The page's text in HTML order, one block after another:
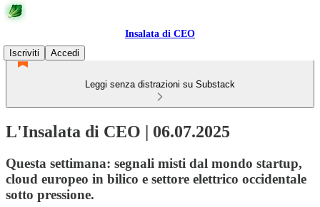
Insalata di CEO
Iscriviti
Accedi
Leggi senza distrazioni su Substack
L'Insalata di CEO | 06.07.2025
Questa settimana: segnali misti dal mondo startup,
cloud europeo in bilico e settore elettrico occidentale
sotto pressione.